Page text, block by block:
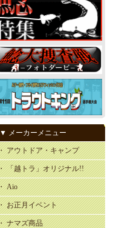
▼ メーカーメニュー
・ アウトドア・キャンプ
・ 「越トラ」オリジナル!!
・ Aio
・ お正月イベント
・ ナマズ商品